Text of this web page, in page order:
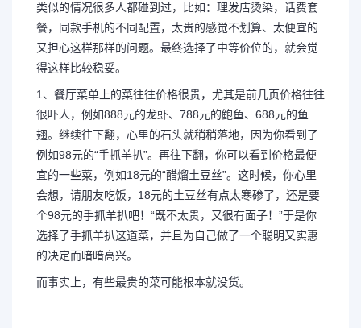
类似的情况很多人都碰到过，比如：理发店烫染，话费套
餐，同款手机的不同配置，太贵的感觉不划算、太便宜的
又担心这样那样的问题。最终选择了中等价位的，就会觉
得这样比较稳妥。
1、餐厅菜单上的菜往往价格很贵，尤其是前几页价格往往
很吓人，例如888元的龙虾、788元的鲍鱼、688元的鱼
翅。继续往下翻，心里的石头就稍稍落地，因为你看到了
例如98元的“手抓羊扒”。再往下翻，你可以看到价格最便
宜的一些菜，例如18元的“醋熘土豆丝”。这时候，你心里
会想，请朋友吃饭，18元的土豆丝有点太寒碜了，还是要
个98元的手抓羊扒吧！“既不太贵，又很有面子！”于是你
选择了手抓羊扒这道菜，并且为自己做了一个聪明又实惠
的决定而暗暗高兴。
而事实上，有些最贵的菜可能根本就没货。